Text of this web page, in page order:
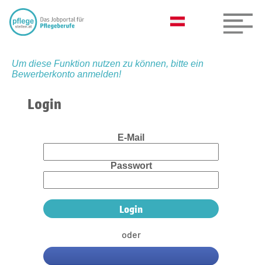
Um diese Funktion nutzen zu können, bitte ein
Bewerberkonto anmelden!
Login
E-Mail
Passwort
oder